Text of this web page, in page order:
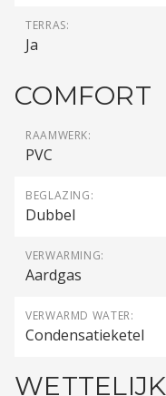
TERRAS:
Ja
COMFORT
RAAMWERK:
PVC
BEGLAZING:
Dubbel
VERWARMING:
Aardgas
VERWARMD WATER:
Condensatieketel